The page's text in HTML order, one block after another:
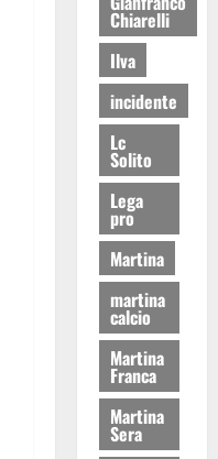
Chiarelli
Ilva
incidente
Lc
Solito
Lega
pro
Martina
martina
calcio
Martina
Franca
Martina
Sera